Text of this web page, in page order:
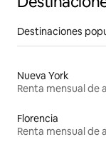
Destinaciones
Nueva York
Florencia